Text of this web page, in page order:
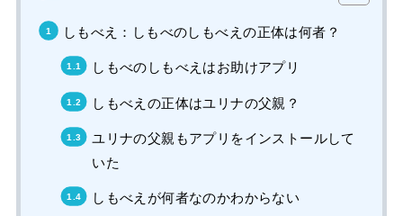
しもべえ：しもべのしもべえの正体は何者？
しもべのしもべえはお助けアプリ
しもべえの正体はユリナの父親？
ユリナの父親もアプリをインストールして
いた
しもべえが何者なのかわからない